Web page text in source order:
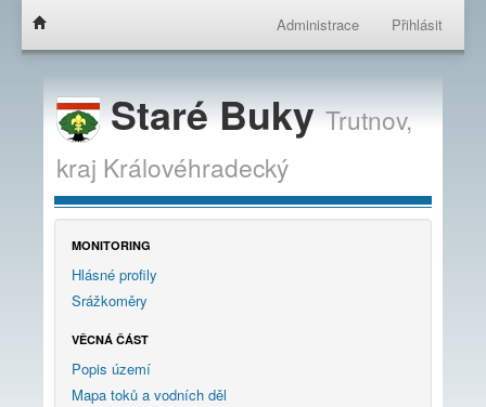
Administrace Přihlásit
Staré BukyTrutnov,
kraj Královéhradecký
MONITORING
Hlásné profily
Srážkoměry
VĚCNÁ ČÁST
Popis území
Mapa toků a vodních děl